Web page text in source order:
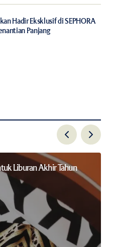
Hadir Eksklusif di SEPHORA
Panjang
Liburan Akhir Tahun